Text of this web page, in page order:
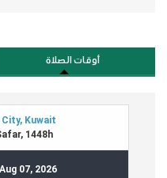
أوقات الصلاة